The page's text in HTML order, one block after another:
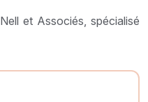
et Associés, spécialisé